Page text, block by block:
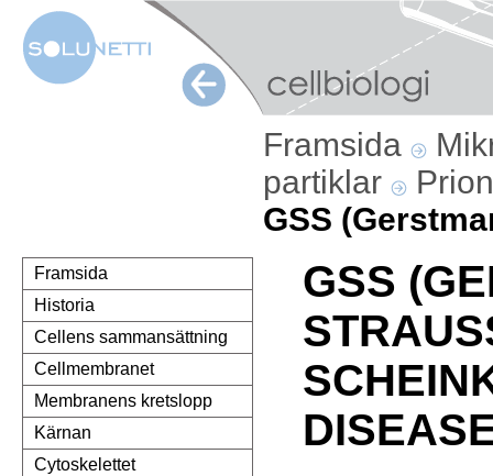
Framsida
partiklar
GSS
Framsida
Historia
Cellens sammansättning
Cellmembranet
Membranens kretslopp
Kärnan
Cytoskelettet
GSS